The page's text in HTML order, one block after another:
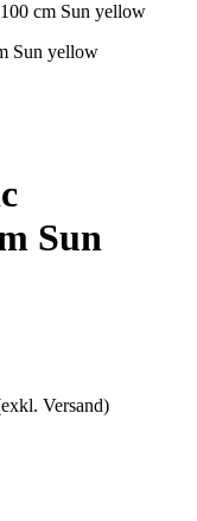
cm Sun yellow
Sun yellow
Sun
Versand)